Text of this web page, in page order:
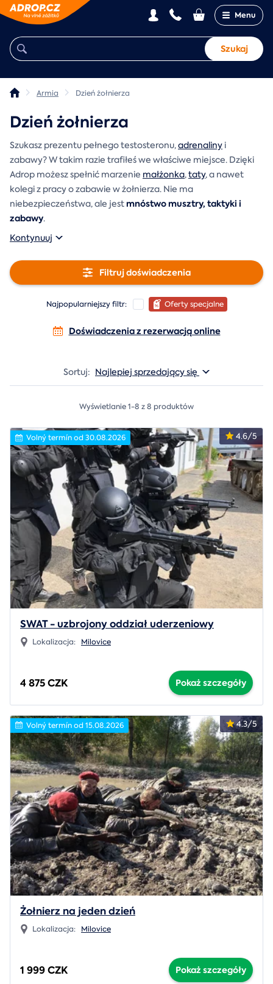
Menu
Szukaj
Armia Dzień żołnierza
Dzień żołnierza
Szukasz prezentu pełnego testosteronu,adrenalinyi
zabawy? W takim razie trafiłeś we właściwe miejsce. Dzięki
Adrop możesz spełnić marzenie małżonka,taty, a nawet
kolegi z pracy o zabawie w żołnierza. Nie ma
niebezpieczeństwa, ale jestmnóstwo musztry, taktyki i
zabawy.
Kontynuuj
Filtruj doświadczenia
Najpopularniejszy filtr: Oferty specjalne
Doświadczenia z rezerwacją online
Sortuj: Najlepiej sprzedający się
Wyświetlanie 1-8 z 8 produktów
4.6/5
Volný termín od 30.08.2026
SWAT - uzbrojony oddział uderzeniowy
Lokalizacja: Milovice
4 875 CZK Pokaż szczegóły
4.3/5
Volný termín od 15.08.2026
Żołnierz na jeden dzień
Lokalizacja: Milovice
1 999 CZK Pokaż szczegóły